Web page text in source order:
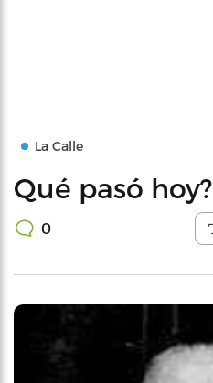
La Calle
Qué pasó hoy?
0